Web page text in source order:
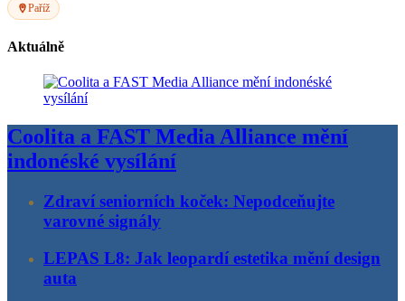
Paříž
Aktuálně
Coolita a FAST Media Alliance mění
indonéské vysílání
Zdraví seniorních koček: Nepodceňujte
varovné signály
LEPAS L8: Jak leopardí estetika mění design
auta